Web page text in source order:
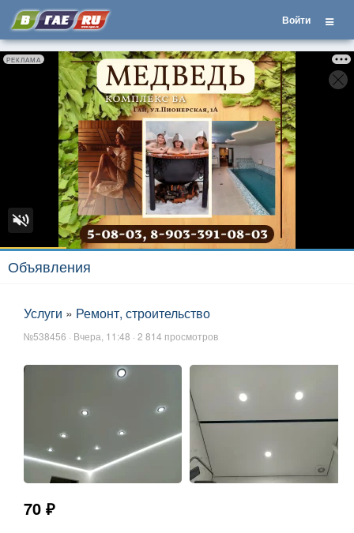
Войти
РЕКЛАМА
Объявления
Услуги » Ремонт, строительство
№538456 · Вчера, 11:48 · 2 814 просмотров
70 ₽